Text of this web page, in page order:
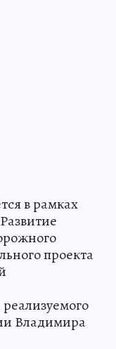
в рамках
проекта
Владимира